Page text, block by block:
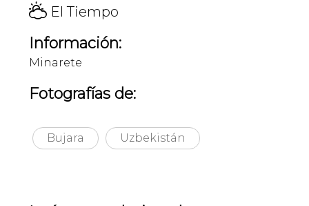
H El Tiempo
Información:
Minarete
Fotografías de:
Bujara Uzbekistán